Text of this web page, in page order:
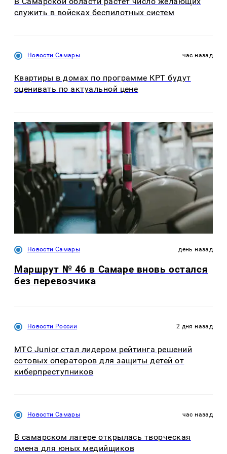
служить в войсках беспилотных систем
Новости Самары час назад
Квартиры в домах по программе КРТ будут
оценивать по актуальной цене
Новости Самары день назад
Маршрут № 46 в Самаре вновь остался
без перевозчика
Новости России 2 дня назад
МТС Junior стал лидером рейтинга решений
сотовых операторов для защиты детей от
киберпреступников
Новости Самары час назад
В самарском лагере открылась творческая
смена для юных медийщиков